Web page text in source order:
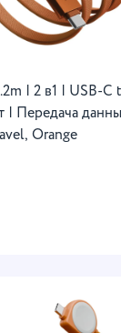
| 2 в1 | USB-C
| Передача
Orange